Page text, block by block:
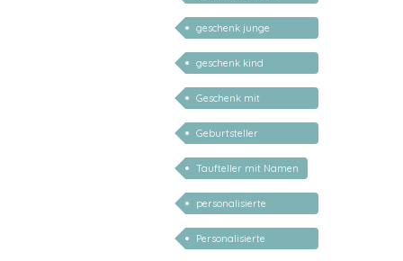
geschenke zur geburt
geschenk junge
mädchen
geschenk kind
personalisiert
Geschenk mit
persönlichem Namen
Geburtsteller
personalisiert
Taufteller mit Namen
personalisierte
Geschenke für Baby
Personalisierte